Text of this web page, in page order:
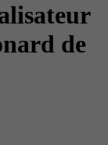
de